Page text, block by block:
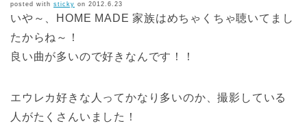
posted with sticky on 2012.6.23
いや～、HOME MADE 家族はめちゃくちゃ聴いてまし
たからね～！
良い曲が多いので好きなんです！！
エウレカ好きな人ってかなり多いのか、撮影している
人がたくさんいました！